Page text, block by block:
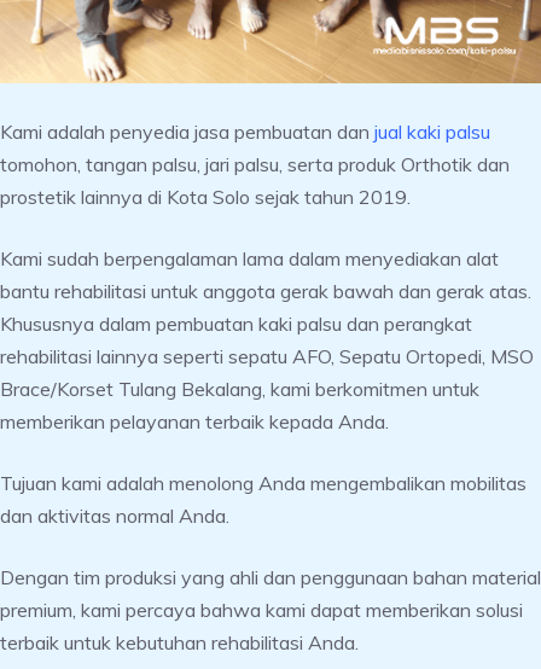
Kami adalah penyedia jasa pembuatan dan jual kaki palsu
tomohon, tangan palsu, jari palsu, serta produk Orthotik dan
prostetik lainnya di Kota Solo sejak tahun 2019.
Kami sudah berpengalaman lama dalam menyediakan alat
bantu rehabilitasi untuk anggota gerak bawah dan gerak atas.
Khususnya dalam pembuatan kaki palsu dan perangkat
rehabilitasi lainnya seperti sepatu AFO, Sepatu Ortopedi, MSO
Brace/Korset Tulang Bekalang, kami berkomitmen untuk
memberikan pelayanan terbaik kepada Anda.
Tujuan kami adalah menolong Anda mengembalikan mobilitas
dan aktivitas normal Anda.
Dengan tim produksi yang ahli dan penggunaan bahan material
premium, kami percaya bahwa kami dapat memberikan solusi
terbaik untuk kebutuhan rehabilitasi Anda.